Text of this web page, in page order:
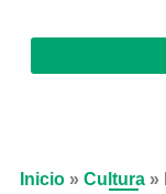
Inicio » Cultura »